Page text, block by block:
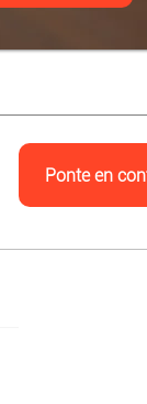
Ponte en